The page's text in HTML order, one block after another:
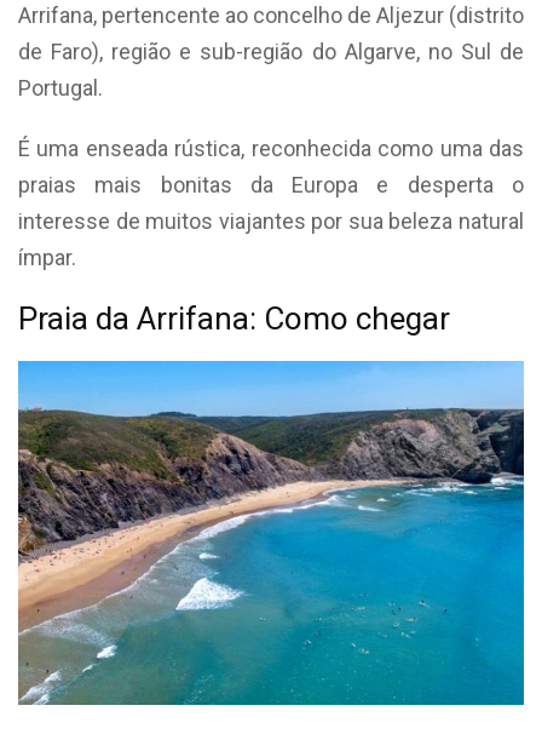
Arrifana, pertencente ao concelho de Aljezur (distrito
de Faro), região e sub-região do Algarve, no Sul de
Portugal.
É uma enseada rústica, reconhecida como uma das
praias mais bonitas da Europa e desperta o
interesse de muitos viajantes por sua beleza natural
ímpar.
Praia da Arrifana: Como chegar